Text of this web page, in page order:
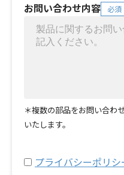
お問い合わせ内容
必須
＊複数の部品をお問い合わ
いたします。
プライバシーポリシ